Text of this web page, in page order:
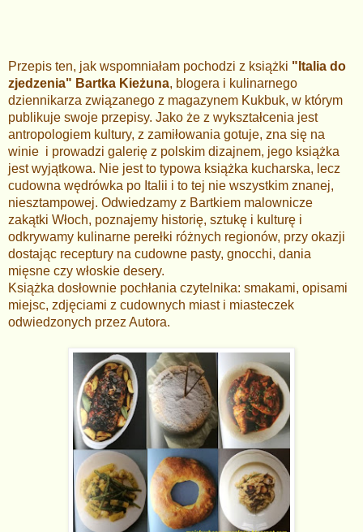
Przepis ten, jak wspomniałam pochodzi z książki "Italia do
zjedzenia" Bartka Kieżuna, blogera i kulinarnego
dziennikarza związanego z magazynem Kukbuk, w którym
publikuje swoje przepisy. Jako że z wykształcenia jest
antropologiem kultury, z zamiłowania gotuje, zna się na
winie i prowadzi galerię z polskim dizajnem, jego książka
jest wyjątkowa. Nie jest to typowa książka kucharska, lecz
cudowna wędrówka po Italii i to tej nie wszystkim znanej,
niesztampowej. Odwiedzamy z Bartkiem malownicze
zakątki Włoch, poznajemy historię, sztukę i kulturę i
odkrywamy kulinarne perełki różnych regionów, przy okazji
dostając receptury na cudowne pasty, gnocchi, dania
mięsne czy włoskie desery.
Książka dosłownie pochłania czytelnika: smakami, opisami
miejsc, zdjęciami z cudownych miast i miasteczek
odwiedzonych przez Autora.